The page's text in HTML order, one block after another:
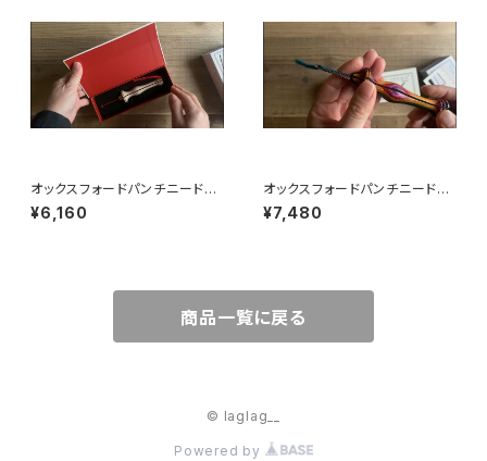
オックスフォードパンチニードル
（ナチュラルウッド）
¥6,160
オックスフォードパンチニードル
（シンフォニーウッド）
¥7,480
商品一覧に戻る
© laglag__
Powered by